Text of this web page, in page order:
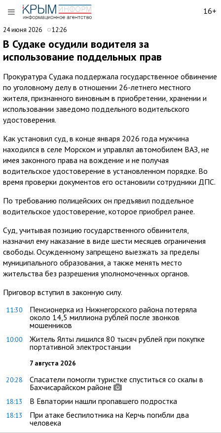
16+
24 июня 2026 12:26
В Судаке осудили водителя за
использование поддельных прав
Прокуратура Судака поддержала государственное обвинение
по уголовному делу в отношении 26-летнего местного
жителя, признанного виновным в приобретении, хранении и
использовании заведомо поддельного водительского
удостоверения.
Как установил суд, в конце января 2026 года мужчина
находился в селе Морском и управлял автомобилем ВАЗ, не
имея законного права на вождение и не получая
водительское удостоверение в установленном порядке. Во
время проверки документов его остановили сотрудники ДПС.
По требованию полицейских он предъявил поддельное
водительское удостоверение, которое приобрел ранее.
Суд, учитывая позицию государственного обвинителя,
назначил ему наказание в виде шести месяцев ограничения
свободы. Осужденному запрещено выезжать за пределы
муниципального образования, а также менять место
жительства без разрешения уполномоченных органов.
Приговор вступил в законную силу.
11:30
Пенсионерка из Нижнегорского района потеряла
около 14,5 миллиона рублей после звонков
мошенников
10:00
Житель Ялты лишился 80 тысяч рублей при покупке
портативной электростанции
7 августа 2026
20:28
Спасатели помогли туристке спуститься со скалы в
Бахчисарайском районе
18:13 В Евпатории нашли пропавшего подростка
18:13
При атаке беспилотника на Керчь погибли два
человека